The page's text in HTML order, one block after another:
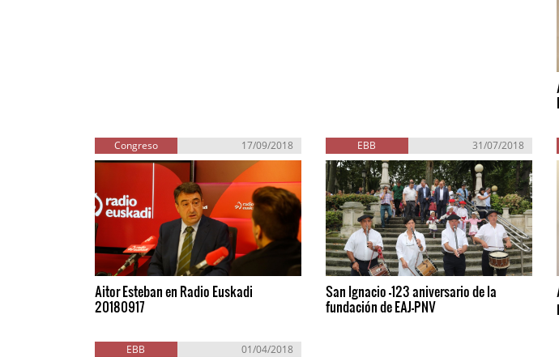
Congreso 17/09/2018
Aitor Esteban en Radio Euskadi
20180917
EBB 31/07/2018
San Ignacio -123 aniversario de la
fundación de EAJ-PNV
EBB 01/04/2018